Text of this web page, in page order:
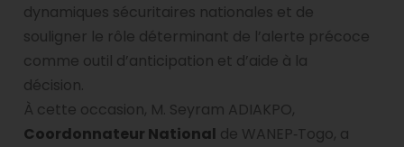
dynamiques sécuritaires nationales et de
souligner le rôle déterminant de l’alerte précoce
comme outil d’anticipation et d’aide à la
décision.
À cette occasion, M. Seyram ADIAKPO,
Coordonnateur National de WANEP‑Togo, a